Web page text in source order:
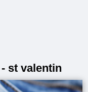
st valentin